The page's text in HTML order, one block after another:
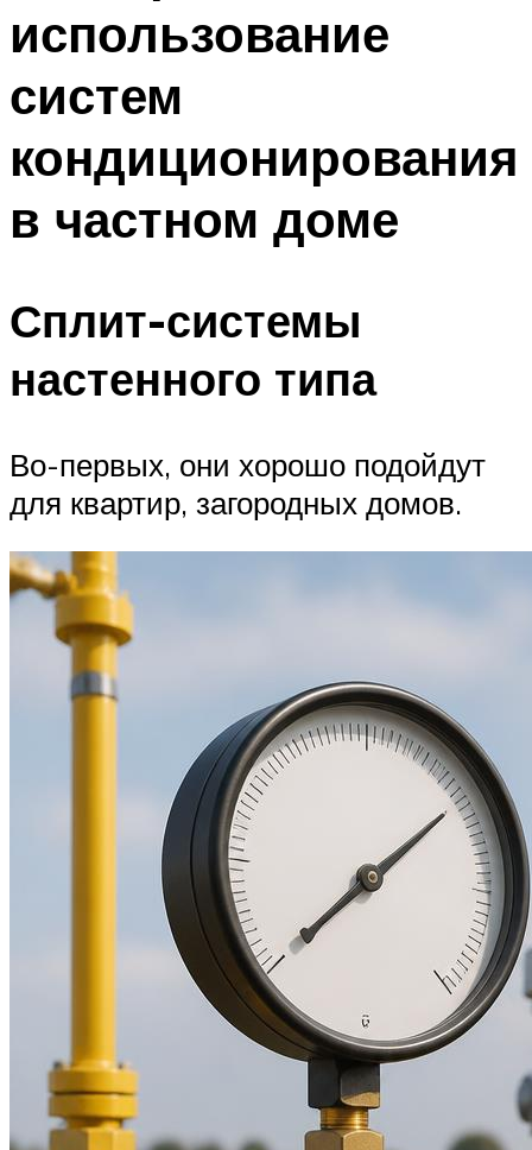
Меню
использование
систем
кондиционирования
в частном доме
Сплит-системы
настенного типа
Во-первых, они хорошо подойдут
для квартир, загородных домов.